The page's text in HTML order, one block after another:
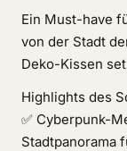
Ein Must-have
von der Stadt
Deko-Kissen
Highlights des
✅ Cyberpunk-
Stadtpanorama